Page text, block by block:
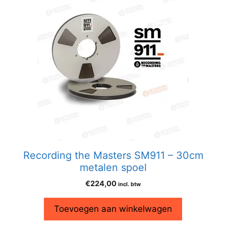
Recording the Masters SM911 – 30cm
metalen spoel
€224,00 incl. btw
Toevoegen aan winkelwagen